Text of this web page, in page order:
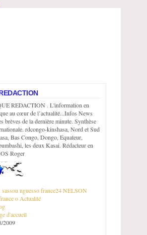
REDACTION . L'information en
au cœur de l’actualité...Infos News
brèves de la dernière minute. Synthèse
rdcongo-kinshasa, Nord et Sud
Bas Congo, Dongo, Equateur,
les deux Kasai. Rédacteur en
Roger
sassou nguessofrance24NELSON
o Actualité
d'accueil
2009